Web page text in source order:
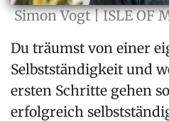
Simon Vogt | ISLE OF
Du träumst von einer
Selbstständigkeit und
ersten Schritte gehen
erfolgreich